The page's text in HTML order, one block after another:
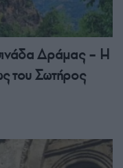
Δράμας – Η
του Σωτήρος